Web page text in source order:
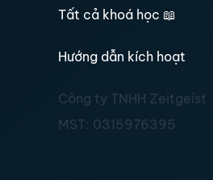
Tất cả khoá học 📖
Hướng dẫn kích hoạt
Công ty TNHH Zeitgeist
MST: 0315976395